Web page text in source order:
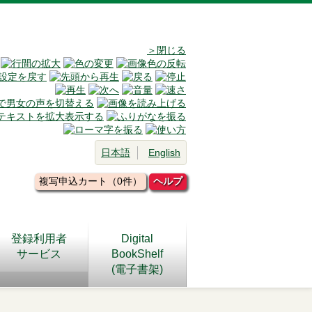
＞閉じる
日本語 English
複写申込カート（0件） ヘルプ
登録利用者
サービス
Digital
BookShelf
(電子書架)